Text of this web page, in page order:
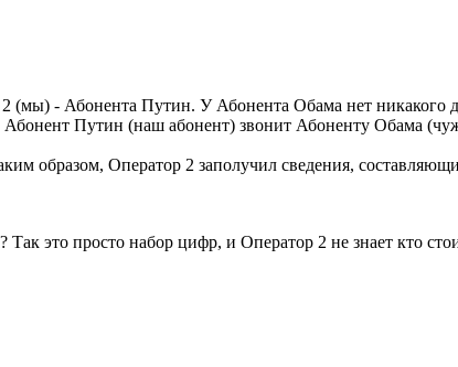
(мы) - Абонента Путин. У Абонента Обама нет никакого
Путин (наш абонент) звонит Абоненту Обама
образом, Оператор 2 заполучил сведения,
это просто набор цифр, и Оператор 2 не знает кто